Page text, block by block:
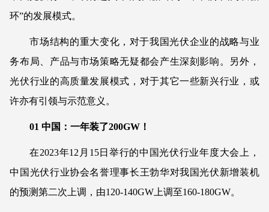
环”的发展模式。
市场结构的重大变化，对于我国光伏企业的战略与业
务布局、产品与市场策略无疑都会产生深刻影响。另外，
光伏行业的高质量发展模式，对于其它一些新兴行业，或
许亦有引领与示范意义。
01 中国：一年装了200GW！
在2023年12月15日举行的中国光伏行业年度大会上，
中国光伏行业协会名誉理事长王勃华对我国光伏新增装机
的预测第二次上调，由120-140GW上调至160-180GW。